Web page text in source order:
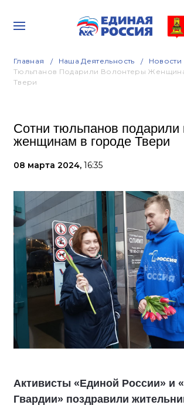
Главная Наша Деятельность Новости
Тюльпанов Подарили Волонтеры
Твери
Сотни тюльпанов подарили
женщинам в городе Твери
08 марта 2024, 16:35
Активисты «Единой России» и
Гвардии» поздравили